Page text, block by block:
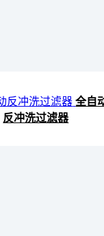
全自
反冲洗过滤器